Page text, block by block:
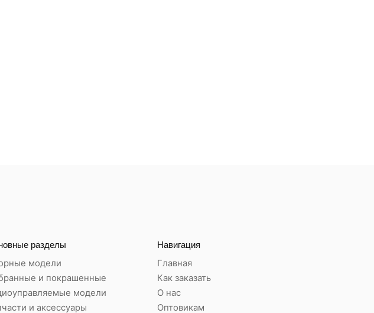
разделы
модели
и покрашенные
модели
и аксессуары
Навигация
Главная
Как заказать
О нас
Оптовикам